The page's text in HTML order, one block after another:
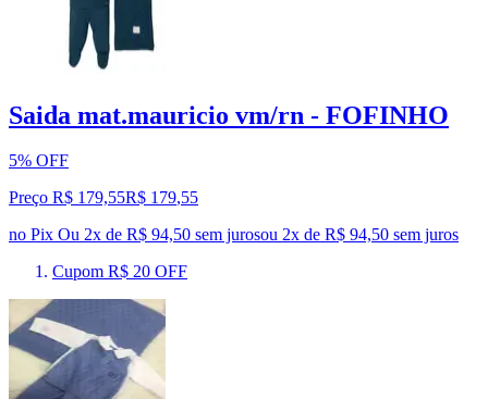
Saida mat.mauricio vm/rn - FOFINHO
5% OFF
Preço R$ 179,55R$ 179,55
no Pix Ou 2x de R$ 94,50 sem jurosou 2x de R$ 94,50 sem juros
Cupom R$ 20 OFF